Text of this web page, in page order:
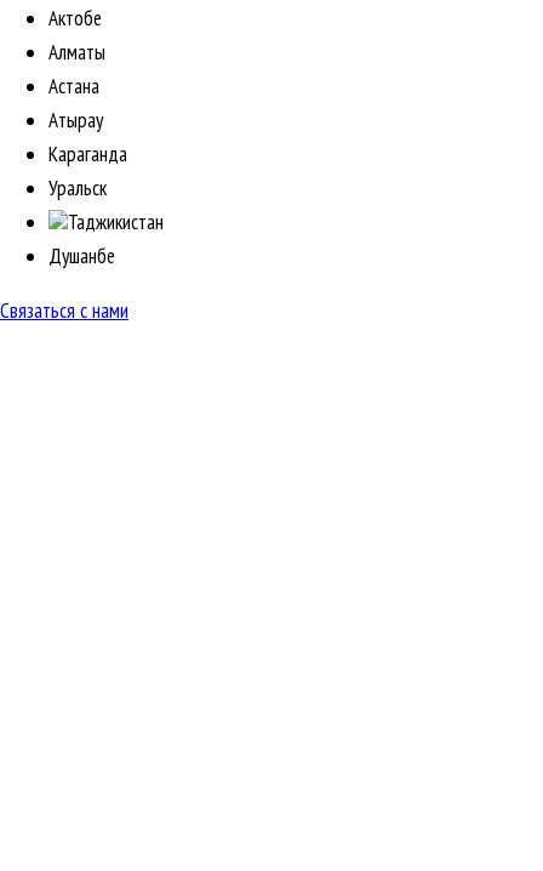
Актобе
Алматы
Астана
Атырау
Караганда
Уральск
Таджикистан
Душанбе
Связаться с нами